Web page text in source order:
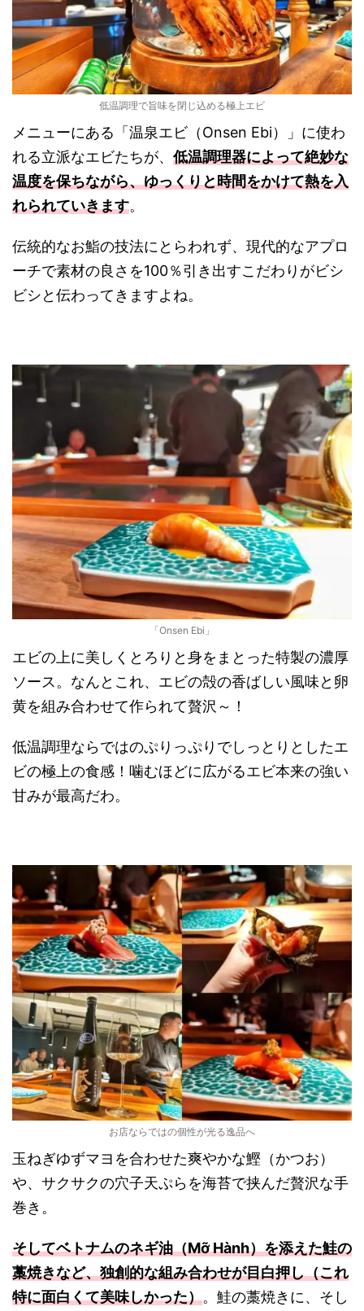
低温調理で旨味を閉じ込める極上エビ
メニューにある「温泉エビ（Onsen Ebi）」に使わ
れる立派なエビたちが、 低温調理器によって絶妙な
温度を保ちながら、ゆっくりと時間をかけて熱を入
れられていきます。
伝統的なお鮨の技法にとらわれず、現代的なアプロ
ーチで素材の良さを100％引き出すこだわりがビシ
ビシと伝わってきますよね。
「Onsen Ebi」
エビの上に美しくとろりと身をまとった特製の濃厚
ソース。なんとこれ、エビの殻の香ばしい風味と卵
黄を組み合わせて作られて贅沢～！
低温調理ならではのぷりっぷりでしっとりとしたエ
ビの極上の食感！噛むほどに広がるエビ本来の強い
甘みが最高だわ。
お店ならではの個性が光る逸品へ
玉ねぎゆずマヨを合わせた爽やかな鰹（かつお）
や、サクサクの穴子天ぷらを海苔で挟んだ贅沢な手
巻き。
そしてベトナムのネギ油（Mỡ Hành）を添えた鮭の
藁焼きなど、独創的な組み合わせが目白押し（これ
特に面白くて美味しかった）。鮭の藁焼きに、そし